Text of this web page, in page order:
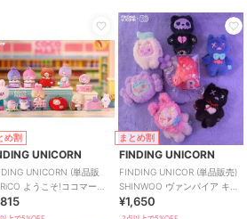
め割
UNICORN
UNICORN (単品販
ようこそ!ココマート
インド
まとめ割
FINDING UNICORN
FINDING UNICOR (単品販売)
SHINWOO ヴァンパイア キャ
ンディ ブラインド
¥1,650